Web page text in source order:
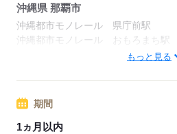
応募する
＝115,200円☆
▼ガッツリ稼ぎたい『週５日』
勤務時間・勤務期間も
じっくり教えてくださいね☆彡
沖縄県 那覇市
沖縄都市モノレール 県庁前駅
沖縄都市モノレール おもろまち駅
沖縄都市モノレール 壺川駅もっと見る
期間
1ヵ月以内